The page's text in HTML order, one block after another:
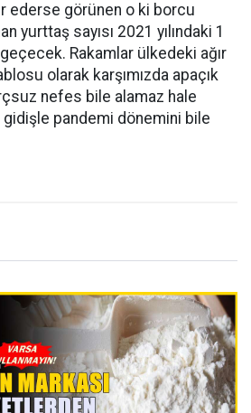
ederse görünen o ki borcu
yurttaş sayısı 2021 yılındaki 1
Rakamlar ülkedeki ağır
olarak karşımızda apaçık
nefes bile alamaz hale
pandemi dönemini bile